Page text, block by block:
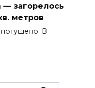
— загорелось
метров
В